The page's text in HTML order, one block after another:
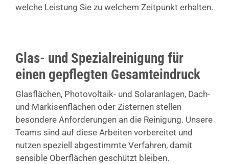
welche Leistung Sie zu welchem Zeitpunkt erhalten.
Glas- und Spezialreinigung für
einen gepflegten Gesamteindruck
Glasflächen, Photovoltaik- und Solaranlagen, Dach-
und Markisenflächen oder Zisternen stellen
besondere Anforderungen an die Reinigung. Unsere
Teams sind auf diese Arbeiten vorbereitet und
nutzen speziell abgestimmte Verfahren, damit
sensible Oberflächen geschützt bleiben.